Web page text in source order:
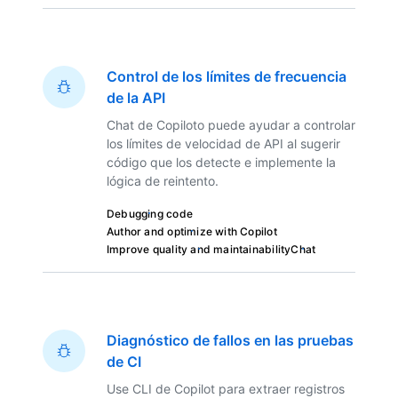
Control de los límites de frecuencia
de la API
Chat de Copiloto puede ayudar a controlar
los límites de velocidad de API al sugerir
código que los detecte e implemente la
lógica de reintento.
Debugging code
Author and optimize with Copilot
Improve quality and maintainabilityChat
Diagnóstico de fallos en las pruebas
de CI
Use CLI de Copilot para extraer registros